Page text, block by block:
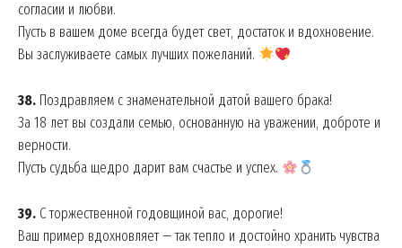
согласии и любви.
Пусть в вашем доме всегда будет свет, достаток и вдохновение.
Вы заслуживаете самых лучших пожеланий.
38. Поздравляем с знаменательной датой вашего брака!
За 18 лет вы создали семью, основанную на уважении, доброте и
верности.
Пусть судьба щедро дарит вам счастье и успех.
39. С торжественной годовщиной вас, дорогие!
Ваш пример вдохновляет — так тепло и достойно хранить чувства